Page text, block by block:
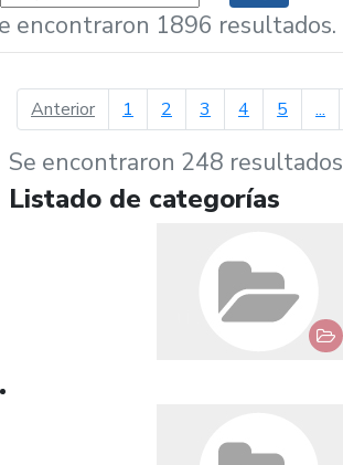
encontraron 1896 resultados.
Anteriorpágina anterior
1 2 3 4 5 ...
Se encontraron 248 resultados
Listado de categorías